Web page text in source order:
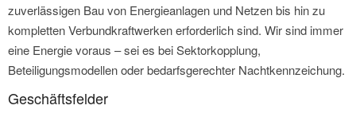
zuverlässigen Bau von Energieanlagen und Netzen bis hin zu
kompletten Verbundkraftwerken erforderlich sind. Wir sind immer
eine Energie voraus – sei es bei Sektorkopplung,
Beteiligungsmodellen oder bedarfsgerechter Nachtkennzeichung.
Geschäftsfelder